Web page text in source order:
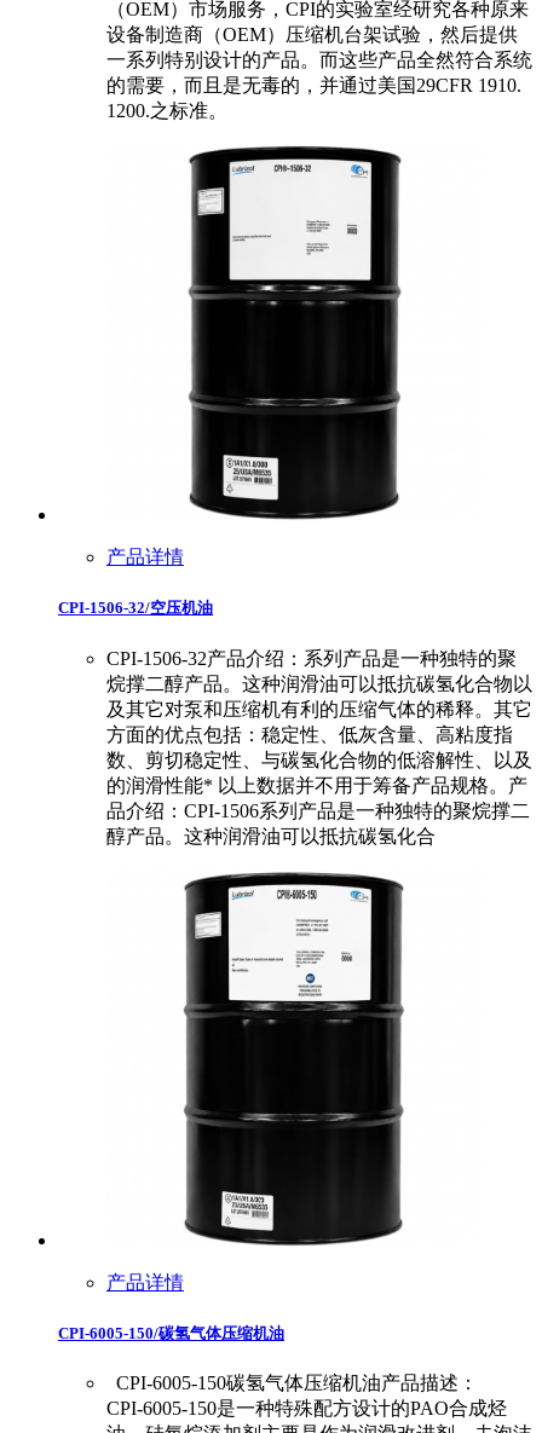
（OEM）市场服务，CPI的实验室经研究各种原来
设备制造商（OEM）压缩机台架试验，然后提供
一系列特别设计的产品。而这些产品全然符合系统
的需要，而且是无毒的，并通过美国29CFR 1910.
1200.之标准。
产品详情
CPI-1506-32/空压机油
CPI-1506-32产品介绍：系列产品是一种独特的聚
烷撑二醇产品。这种润滑油可以抵抗碳氢化合物以
及其它对泵和压缩机有利的压缩气体的稀释。其它
方面的优点包括：稳定性、低灰含量、高粘度指
数、剪切稳定性、与碳氢化合物的低溶解性、以及
的润滑性能* 以上数据并不用于筹备产品规格。产
品介绍：CPI-1506系列产品是一种独特的聚烷撑二
醇产品。这种润滑油可以抵抗碳氢化合
产品详情
CPI-6005-150/碳氢气体压缩机油
CPI-6005-150碳氢气体压缩机油产品描述：
CPI-6005-150是一种特殊配方设计的PAO合成烃